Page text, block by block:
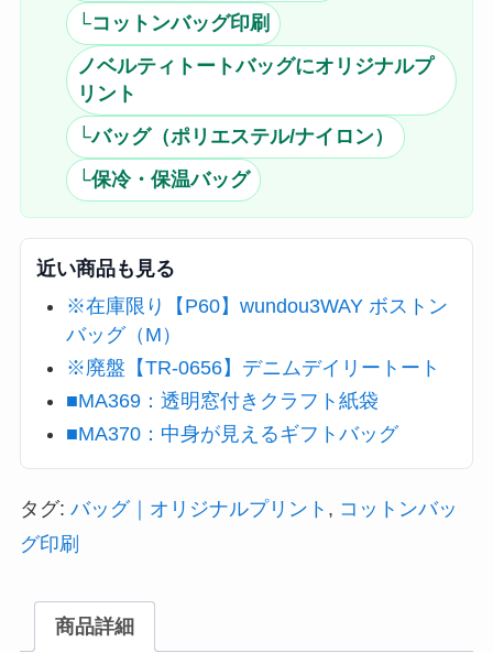
└コットンバッグ印刷
ノベルティトートバッグにオリジナルプ
リント
└バッグ（ポリエステル/ナイロン）
└保冷・保温バッグ
近い商品も見る
※在庫限り【P60】wundou3WAY ボストン
バッグ（M）
※廃盤【TR-0656】デニムデイリートート
■MA369：透明窓付きクラフト紙袋
■MA370：中身が見えるギフトバッグ
タグ: バッグ｜オリジナルプリント , コットンバッ
グ印刷
商品詳細